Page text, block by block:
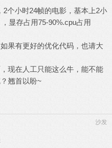
2个小时24帧的电影，基本上2小
，显存占用75-90%.cpu占用
果有更好的优化代码，也请大
现在人工只能这么牛，能不能
翘首以盼~
沙发